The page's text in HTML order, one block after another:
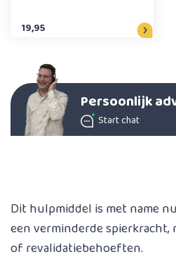
19,95
Persoonlijk
Start chat
Dit hulpmiddel is met name
een verminderde
of revalidatiebehoeften.